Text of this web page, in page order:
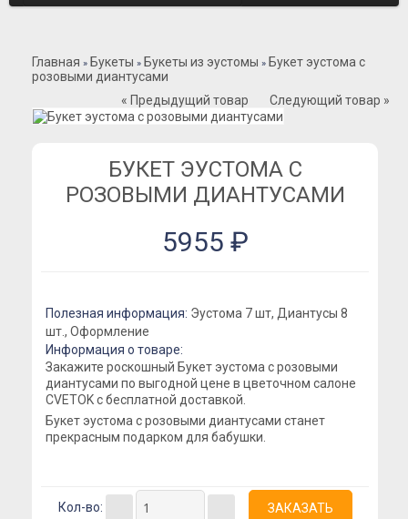
Розы Премиум
Розы Мордовия
Розы Кустовые
Розы Поштучно
Букеты из ирисов
Букеты из лилий
Букеты из маттиолы
Букеты из подсолнухов
Букеты из ромашек
Букеты с альстромерией
Главная » Букеты » Букеты из эустомы » Букет эустома с
розовыми диантусами
« Предыдущий товар
Следующий товар »
БУКЕТ ЭУСТОМА С
РОЗОВЫМИ ДИАНТУСАМИ
5955 ₽
Полезная информация: Эустома 7 шт, Диантусы 8
шт., Оформление
Информация о товаре:
Закажите роскошный Букет эустома с розовыми
диантусами по выгодной цене в цветочном салоне
CVETOK с бесплатной доставкой.
Букет эустома с розовыми диантусами станет
прекрасным подарком для бабушки.
Кол-во: